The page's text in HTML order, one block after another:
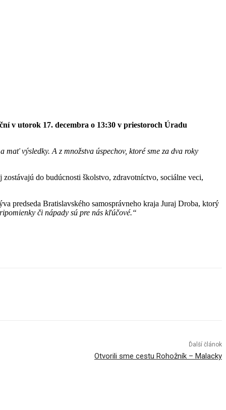
v utorok 17. decembra o 13:30 v priestoroch Úradu
výsledky. A z množstva úspechov, ktoré sme za dva roky
do budúcnosti školstvo, zdravotníctvo, sociálne veci,
predseda Bratislavského samosprávneho kraja Juraj Droba, ktorý
či nápady sú pre nás kľúčové.“
Ďalší článok
Otvorili sme cestu Rohožník – Malacky